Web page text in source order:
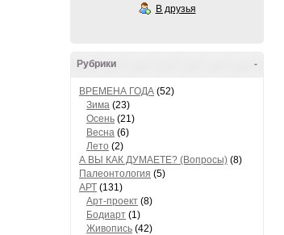
В друзья
-
Рубрики
ВРЕМЕНА ГОДА (52)
Зима (23)
Осень (21)
Весна (6)
Лето (2)
А ВЫ КАК ДУМАЕТЕ? (Вопросы) (8)
Палеонтология (5)
АРТ (131)
Арт-проект (8)
Бодиарт (1)
Живопись (42)